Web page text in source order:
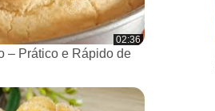
02:36
– Prático e Rápido de